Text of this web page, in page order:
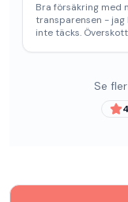
Bra försäkring med
transparensen - jag
inte täcks.
Se